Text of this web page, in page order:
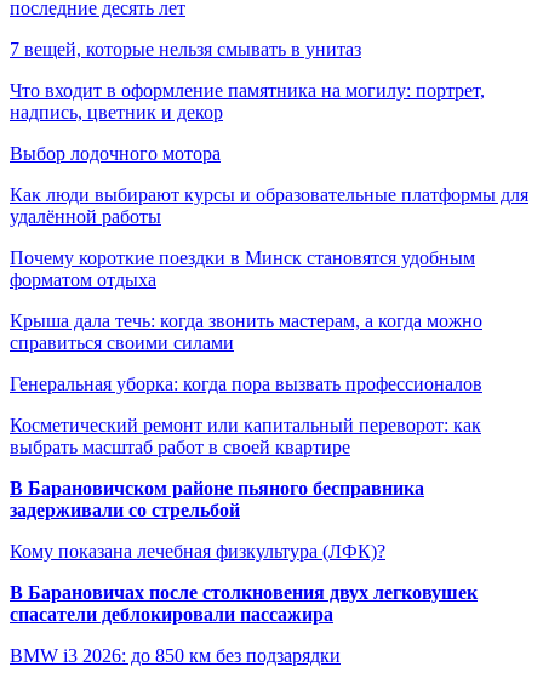
последние десять лет
7 вещей, которые нельзя смывать в унитаз
Что входит в оформление памятника на могилу: портрет,
надпись, цветник и декор
Выбор лодочного мотора
Как люди выбирают курсы и образовательные платформы для
удалённой работы
Почему короткие поездки в Минск становятся удобным
форматом отдыха
Крыша дала течь: когда звонить мастерам, а когда можно
справиться своими силами
Генеральная уборка: когда пора вызвать профессионалов
Косметический ремонт или капитальный переворот: как
выбрать масштаб работ в своей квартире
В Барановичском районе пьяного бесправника
задерживали со стрельбой
Кому показана лечебная физкультура (ЛФК)?
В Барановичах после столкновения двух легковушек
спасатели деблокировали пассажира
BMW i3 2026: до 850 км без подзарядки